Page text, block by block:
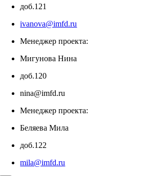
доб.121
ivanova@imfd.ru
Менеджер проекта:
Мигунова Нина
доб.120
nina@imfd.ru
Менеджер проекта:
Беляева Мила
доб.122
mila@imfd.ru